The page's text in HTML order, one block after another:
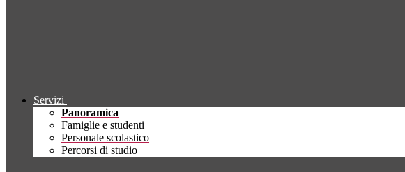
Servizi
Panoramica
Famiglie e studenti
Personale scolastico
Percorsi di studio